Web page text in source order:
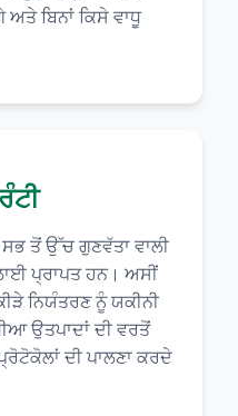
ਅਤੇ ਬਿਨਾਂ ਕਿਸੇ ਵਾਧੂ
ਤੋਂ ਉੱਚ ਗੁਣਵੱਤਾ ਵਾਲੀ
ਪ੍ਰਾਪਤ ਹਨ। ਅਸੀਂ
ਨਿਯੰਤਰਣ ਨੂੰ ਯਕੀਨੀ
ਉਤਪਾਦਾਂ ਦੀ ਵਰਤੋਂ
ਦੀ ਪਾਲਣਾ ਕਰਦੇ